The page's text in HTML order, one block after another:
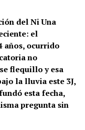
del Ni Una
el
años, ocurrido
no
flequillo y esa
la lluvia este 3J,
esta fecha,
pregunta sin